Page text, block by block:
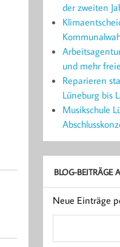
der zweiten
und mehr
Reparieren
Lüneburg bis
Musikschule
BLOG-BEITRÄGE
Neue Einträge